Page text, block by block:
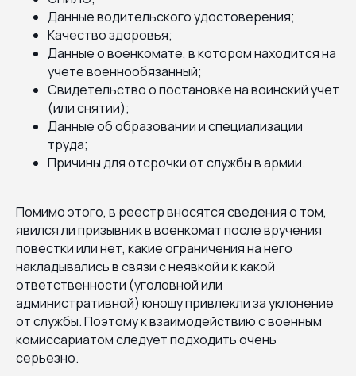
Данные водительского удостоверения;
Качество здоровья;
Данные о военкомате, в котором находится на
учете военнообязанный;
Свидетельство о постановке на воинский учет
(или снятии);
Данные об образовании и специализации
труда;
Причины для отсрочки от службы в армии.
Помимо этого, в реестр вносятся сведения о том,
явился ли призывник в военкомат после вручения
повестки или нет, какие ограничения на него
накладывались в связи с неявкой и к какой
ответственности (уголовной или
административной) юношу привлекли за уклонение
от службы. Поэтому к взаимодействию с военным
комиссариатом следует подходить очень
серьезно.